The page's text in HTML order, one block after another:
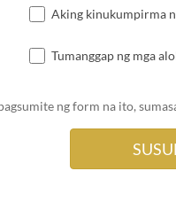
Aking kinukumpirma
Tumanggap ng mga
ng form na ito,